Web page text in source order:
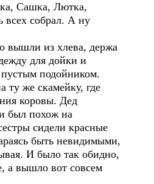
Сашка, Лютка,
всех собрал. А ну
вышли из хлева, держа
для дойки и
подойником.
ту же скамейку, где
коровы. Дед
и был похож на
сидели красные
быть невидимыми,
И было так обидно,
а вышло вот совсем